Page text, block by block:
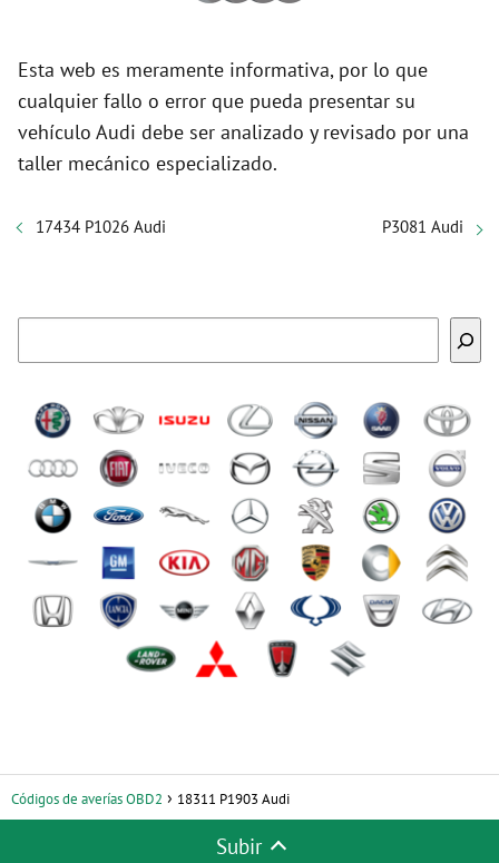
Esta web es meramente informativa, por lo que
cualquier fallo o error que pueda presentar su
vehículo Audi debe ser analizado y revisado por una
taller mecánico especializado.
17434 P1026 Audi P3081 Audi
Códigos de averías OBD2 18311 P1903 Audi
Subir